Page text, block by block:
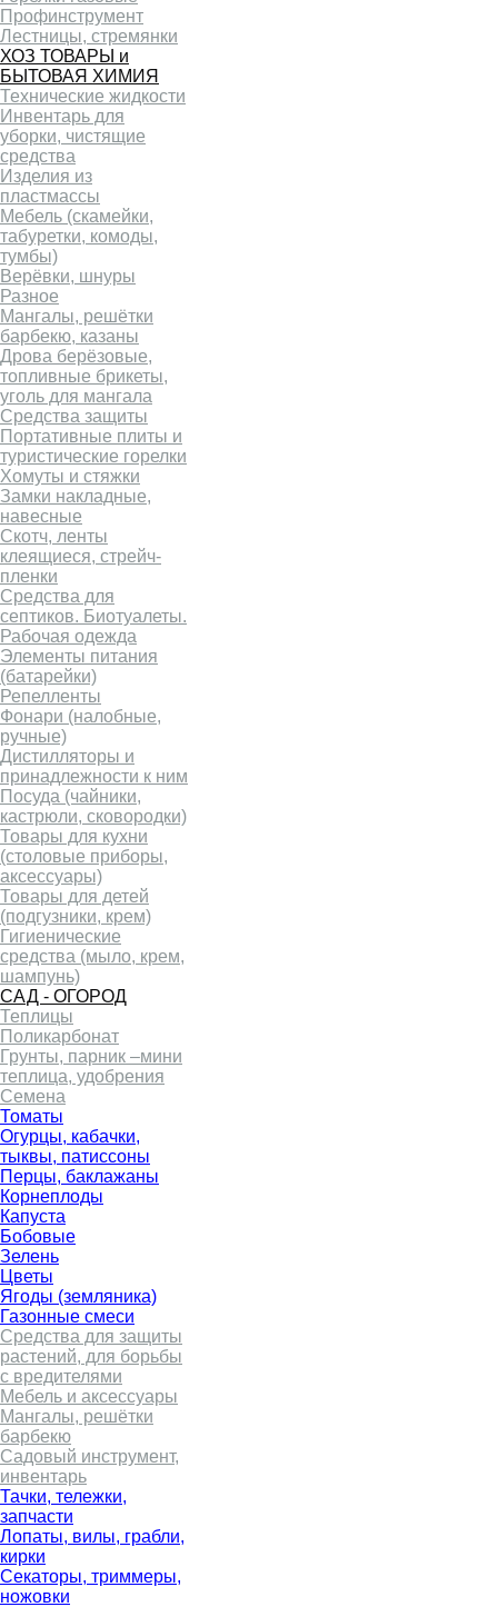
Профинструмент
Лестницы, стремянки
ХОЗ ТОВАРЫ и
БЫТОВАЯ ХИМИЯ
Технические жидкости
Инвентарь для
уборки, чистящие
средства
Изделия из
пластмассы
Мебель (скамейки,
табуретки, комоды,
тумбы)
Верёвки, шнуры
Разное
Мангалы, решётки
барбекю, казаны
Дрова берёзовые,
топливные брикеты,
уголь для мангала
Средства защиты
Портативные плиты и
туристические горелки
Хомуты и стяжки
Замки накладные,
навесные
Скотч, ленты
клеящиеся, стрейч-
пленки
Средства для
септиков. Биотуалеты.
Рабочая одежда
Элементы питания
(батарейки)
Репелленты
Фонари (налобные,
ручные)
Дистилляторы и
принадлежности к ним
Посуда (чайники,
кастрюли, сковородки)
Товары для кухни
(столовые приборы,
аксессуары)
Товары для детей
(подгузники, крем)
Гигиенические
средства (мыло, крем,
шампунь)
САД - ОГОРОД
Теплицы
Поликарбонат
Грунты, парник –мини
теплица, удобрения
Семена
Томаты
Огурцы, кабачки,
тыквы, патиссоны
Перцы, баклажаны
Корнеплоды
Капуста
Бобовые
Зелень
Цветы
Ягоды (земляника)
Газонные смеси
Средства для защиты
растений, для борьбы
с вредителями
Мебель и аксессуары
Мангалы, решётки
барбекю
Садовый инструмент,
инвентарь
Тачки, тележки,
запчасти
Лопаты, вилы, грабли,
кирки
Секаторы, триммеры,
ножовки